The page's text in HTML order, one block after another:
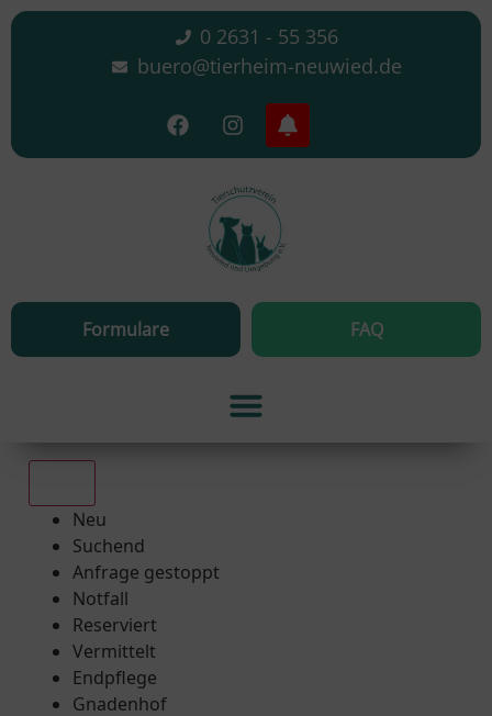
0 2631 - 55 356
buero@tierheim-neuwied.de
Formulare FAQ
Neu
Suchend
Anfrage gestoppt
Notfall
Reserviert
Vermittelt
Endpflege
Gnadenhof